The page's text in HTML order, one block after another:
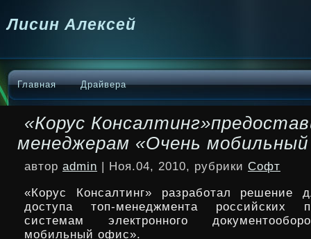
Лисин Алексей
Главная Драйвера
«Корус
менеджерам «Очень
автор admin | Ноя.04, 2010, рубрики Софт
«Корус Консалтинг» разработал решение
доступа топ-менеджмента российских
системам электронного
мобильный офис».